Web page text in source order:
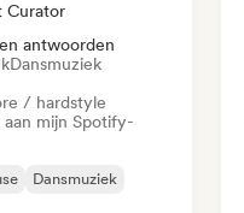
Curator
antwoorden
Dansmuziek
/ hardstyle
mijn Spotify-
Dansmuziek